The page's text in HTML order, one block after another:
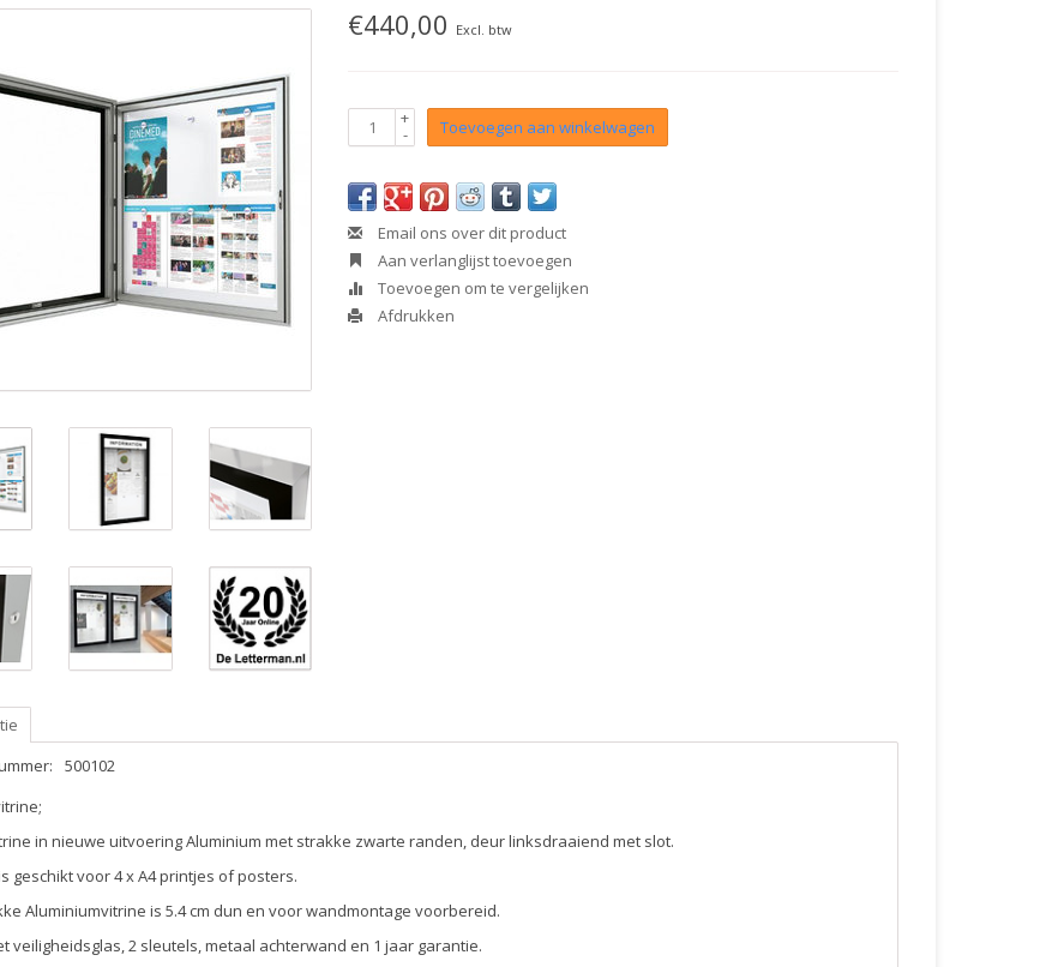
€440,00 Excl. btw
+
- Toevoegen aan winkelwagen
Email ons over dit product
Aan verlanglijst toevoegen
Toevoegen om te vergelijken
Afdrukken
500102
in nieuwe uitvoering Aluminium met strakke zwarte randen, deur linksdraaiend met slot.
geschikt voor 4 x A4 printjes of posters.
Aluminiumvitrine is 5.4 cm dun en voor wandmontage voorbereid.
veiligheidsglas, 2 sleutels, metaal achterwand en 1 jaar garantie.